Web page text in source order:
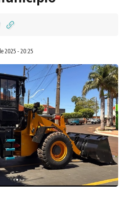
2025 - 20:25